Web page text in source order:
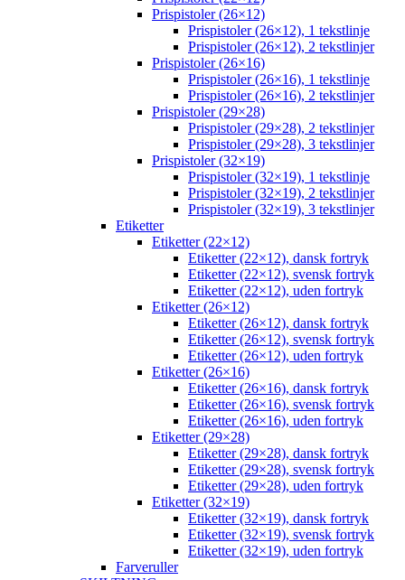
Prispistoler (26×12)
Prispistoler (26×12), 1 tekstlinje
Prispistoler (26×12), 2 tekstlinjer
Prispistoler (26×16)
Prispistoler (26×16), 1 tekstlinje
Prispistoler (26×16), 2 tekstlinjer
Prispistoler (29×28)
Prispistoler (29×28), 2 tekstlinjer
Prispistoler (29×28), 3 tekstlinjer
Prispistoler (32×19)
Prispistoler (32×19), 1 tekstlinje
Prispistoler (32×19), 2 tekstlinjer
Prispistoler (32×19), 3 tekstlinjer
Etiketter
Etiketter (22×12)
Etiketter (22×12), dansk fortryk
Etiketter (22×12), svensk fortryk
Etiketter (22×12), uden fortryk
Etiketter (26×12)
Etiketter (26×12), dansk fortryk
Etiketter (26×12), svensk fortryk
Etiketter (26×12), uden fortryk
Etiketter (26×16)
Etiketter (26×16), dansk fortryk
Etiketter (26×16), svensk fortryk
Etiketter (26×16), uden fortryk
Etiketter (29×28)
Etiketter (29×28), dansk fortryk
Etiketter (29×28), svensk fortryk
Etiketter (29×28), uden fortryk
Etiketter (32×19)
Etiketter (32×19), dansk fortryk
Etiketter (32×19), svensk fortryk
Etiketter (32×19), uden fortryk
Farveruller